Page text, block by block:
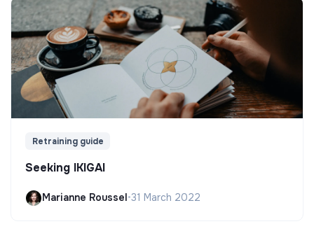
Retraining guide
Seeking IKIGAI
Marianne Roussel•31 March 2022